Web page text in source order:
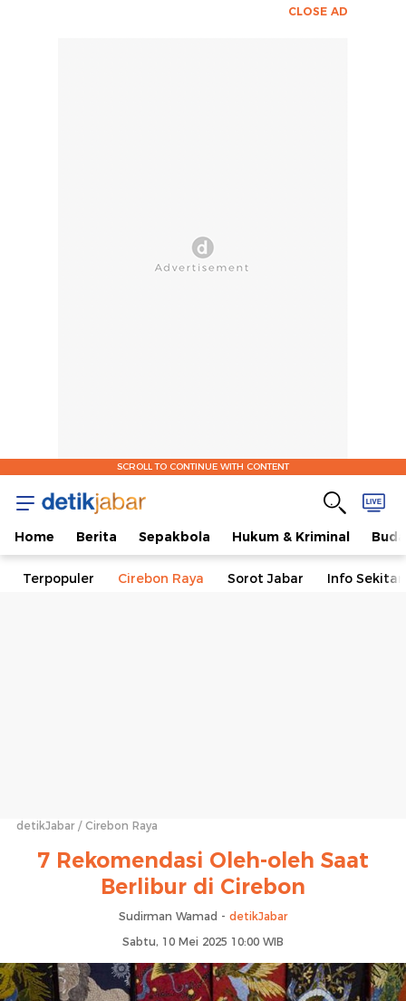
CLOSE AD
SCROLL TO CONTINUE WITH CONTENT
Home Berita Sepakbola Hukum & Kriminal
Terpopuler Cirebon Raya Sorot Jabar Info
detikJabar Cirebon Raya
7 Rekomendasi Oleh-oleh Saat
Berlibur di Cirebon
Sudirman Wamad - detikJabar
Sabtu, 10 Mei 2025 10:00 WIB